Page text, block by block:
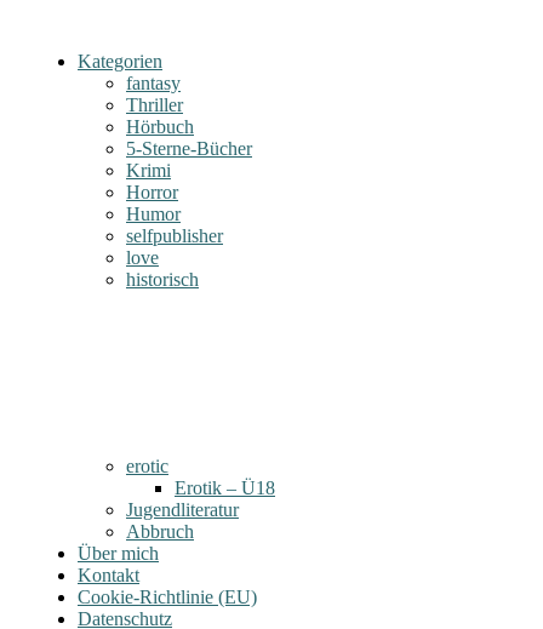
Kategorien
fantasy
Thriller
Hörbuch
5-Sterne-Bücher
Krimi
Horror
Humor
selfpublisher
love
historisch
erotic
Erotik – Ü18
Jugendliteratur
Abbruch
Über mich
Kontakt
Cookie-Richtlinie (EU)
Datenschutz